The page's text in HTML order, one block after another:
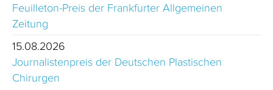
Feuilleton-Preis der Frankfurter Allgemeinen
Zeitung
15.08.2026
Journalistenpreis der Deutschen Plastischen
Chirurgen